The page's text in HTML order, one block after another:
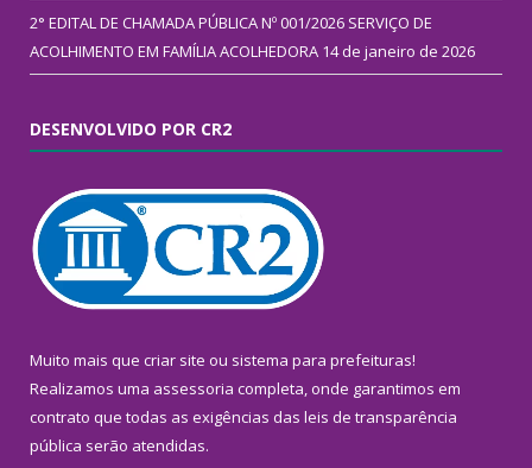
2° EDITAL DE CHAMADA PÚBLICA Nº 001/2026 SERVIÇO DE
ACOLHIMENTO EM FAMÍLIA ACOLHEDORA 14 de janeiro de 2026
DESENVOLVIDO POR CR2
Muito mais que criar site ou sistema para prefeituras!
Realizamos uma assessoria completa, onde garantimos em
contrato que todas as exigências das leis de transparência
pública serão atendidas.